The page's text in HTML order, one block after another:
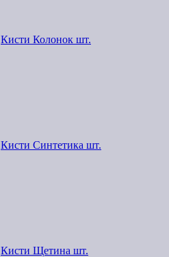
Кисти Колонок шт.
Кисти Синтетика шт.
Кисти Щетина шт.